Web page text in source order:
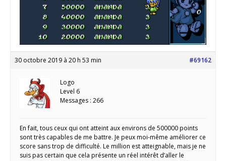
30 octobre 2019 à 20 h 53 min #69162
Logo
Level 6
Messages : 266
En fait, tous ceux qui ont atteint aux environs de 500000 points
sont très capables de me battre. Je peux moi-même améliorer ce
score sans trop de difficulté. Le million est atteignable, mais je ne
suis pas certain que cela présente un réel intérêt d’aller le